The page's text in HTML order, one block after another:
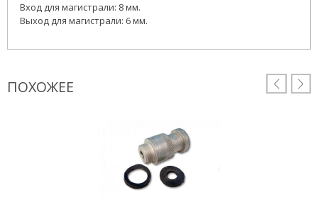
Вход для магистрали: 8 мм.
Выход для магистрали: 6 мм.
 
ПОХОЖЕЕ